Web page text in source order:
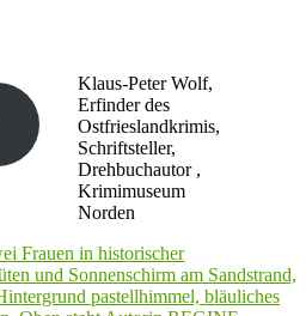
Klaus-Peter Wolf,
Erfinder des
Ostfrieslandkrimis,
Schriftsteller,
Drehbuchautor ,
Krimimuseum
Norden